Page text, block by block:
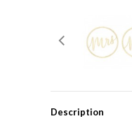
Description